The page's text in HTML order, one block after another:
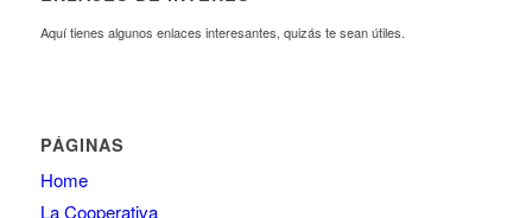
Aquí tienes algunos enlaces interesantes, quizás te sean útiles.
PÁGINAS
Home
La Cooperativa